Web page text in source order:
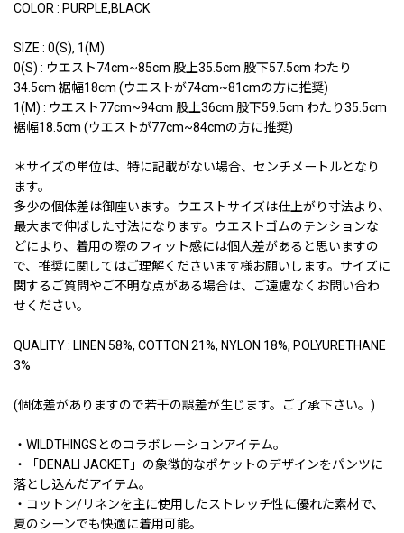
COLOR : PURPLE,BLACK
SIZE : 0(S), 1(M)
0(S) : ウエスト74cm~85cm 股上35.5cm 股下57.5cm わたり
34.5cm 裾幅18cm (ウエストが74cm~81cmの方に推奨)
1(M) : ウエスト77cm~94cm 股上36cm 股下59.5cm わたり35.5cm
裾幅18.5cm (ウエストが77cm~84cmの方に推奨)
＊サイズの単位は、特に記載がない場合、センチメートルとなり
ます。
多少の個体差は御座います。ウエストサイズは仕上がり寸法より、
最大まで伸ばした寸法になります。ウエストゴムのテンションな
どにより、着用の際のフィット感には個人差があると思いますの
で、推奨に関してはご理解くださいます様お願いします。サイズに
関するご質問やご不明な点がある場合は、ご遠慮なくお問い合わ
せください。
QUALITY : LINEN 58%, COTTON 21%, NYLON 18%, POLYURETHANE
3%
(個体差がありますので若干の誤差が生じます。ご了承下さい。)
・WILDTHINGSとのコラボレーションアイテム。
・「DENALI JACKET」の象徴的なポケットのデザインをパンツに
落とし込んだアイテム。
・コットン/リネンを主に使用したストレッチ性に優れた素材で、
夏のシーンでも快適に着用可能。